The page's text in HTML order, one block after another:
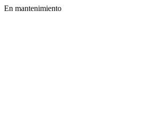
En mantenimiento